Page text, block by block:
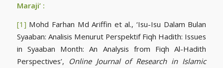
Maraji’ :
[1] Mohd Farhan Md Ariffin et al., ‘Isu-Isu Dalam Bulan
Syaaban: Analisis Menurut Perspektif Fiqh Hadith: Issues
in Syaaban Month: An Analysis from Fiqh Al-Hadith
Perspectives’, Online Journal of Research in Islamic